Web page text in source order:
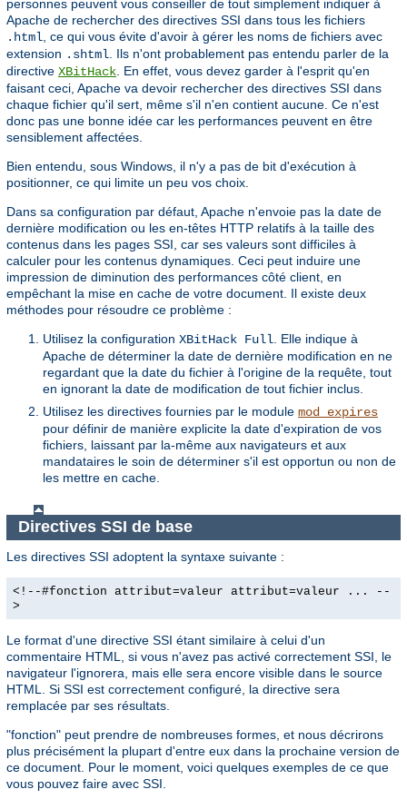
personnes peuvent vous conseiller de tout simplement indiquer à
Apache de rechercher des directives SSI dans tous les fichiers
.html , ce qui vous évite d'avoir à gérer les noms de fichiers avec
extension .shtml . Ils n'ont probablement pas entendu parler de la
directive XBitHack . En effet, vous devez garder à l'esprit qu'en
faisant ceci, Apache va devoir rechercher des directives SSI dans
chaque fichier qu'il sert, même s'il n'en contient aucune. Ce n'est
donc pas une bonne idée car les performances peuvent en être
sensiblement affectées.
Bien entendu, sous Windows, il n'y a pas de bit d'exécution à
positionner, ce qui limite un peu vos choix.
Dans sa configuration par défaut, Apache n'envoie pas la date de
dernière modification ou les en-têtes HTTP relatifs à la taille des
contenus dans les pages SSI, car ses valeurs sont difficiles à
calculer pour les contenus dynamiques. Ceci peut induire une
impression de diminution des performances côté client, en
empêchant la mise en cache de votre document. Il existe deux
méthodes pour résoudre ce problème :
Utilisez la configuration XBitHack Full . Elle indique à
Apache de déterminer la date de dernière modification en ne
regardant que la date du fichier à l'origine de la requête, tout
en ignorant la date de modification de tout fichier inclus.
Utilisez les directives fournies par le module mod_expires
pour définir de manière explicite la date d'expiration de vos
fichiers, laissant par la-même aux navigateurs et aux
mandataires le soin de déterminer s'il est opportun ou non de
les mettre en cache.
Directives SSI de base
Les directives SSI adoptent la syntaxe suivante :
<!--#fonction attribut=valeur attribut=valeur ... --
>
Le format d'une directive SSI étant similaire à celui d'un
commentaire HTML, si vous n'avez pas activé correctement SSI, le
navigateur l'ignorera, mais elle sera encore visible dans le source
HTML. Si SSI est correctement configuré, la directive sera
remplacée par ses résultats.
"fonction" peut prendre de nombreuses formes, et nous décrirons
plus précisément la plupart d'entre eux dans la prochaine version de
ce document. Pour le moment, voici quelques exemples de ce que
vous pouvez faire avec SSI.